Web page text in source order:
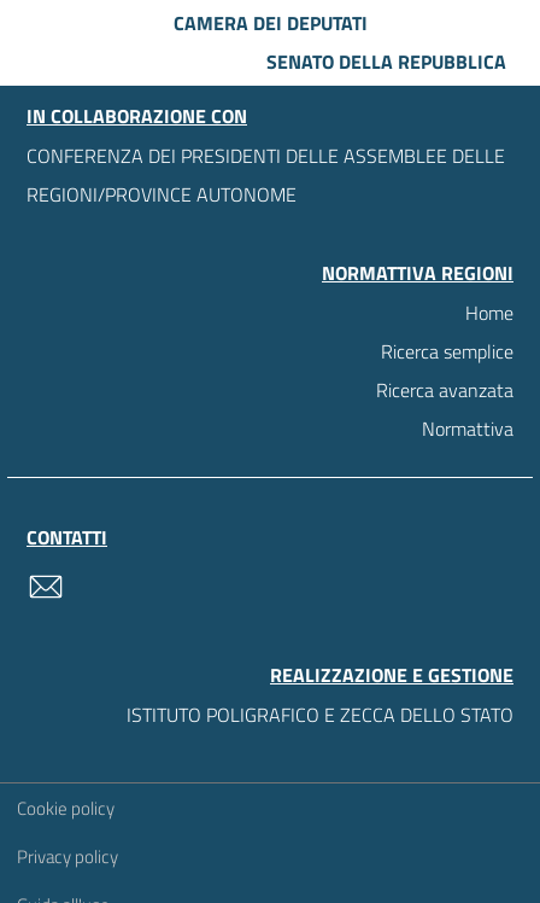
CAMERA DEI DEPUTATI
SENATO DELLA REPUBBLICA
IN COLLABORAZIONE CON
CONFERENZA DEI PRESIDENTI DELLE ASSEMBLEE DELLE
REGIONI/PROVINCE AUTONOME
NORMATTIVA REGIONI
Home
Ricerca semplice
Ricerca avanzata
Normattiva
CONTATTI
REALIZZAZIONE E GESTIONE
ISTITUTO POLIGRAFICO E ZECCA DELLO STATO
Sezione Link Utili
Cookie policy
Privacy policy